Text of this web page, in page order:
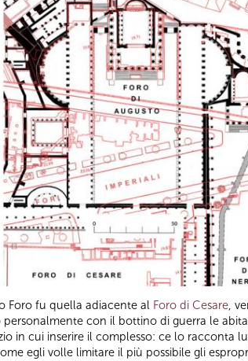
Foro fu quella adiacente al Foro di Cesare,
con il bottino di guerra le
in cui inserire il complesso: ce lo racconta
egli volle limitare il più possibile gli